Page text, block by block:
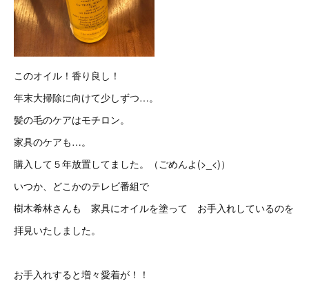
このオイル！香り良し！
年末大掃除に向けて少しずつ…。
髪の毛のケアはモチロン。
家具のケアも…。
購入して５年放置してました。（ごめんよ(>_<)）
いつか、どこかのテレビ番組で
樹木希林さんも 家具にオイルを塗って お手入れしているのを
拝見いたしました。
お手入れすると増々愛着が！！